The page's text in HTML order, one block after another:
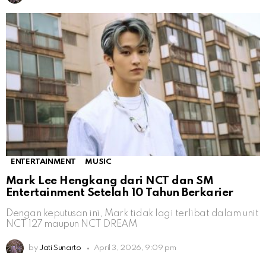
ENTERTAINMENT MUSIC
Mark Lee Hengkang dari NCT dan SM
Entertainment Setelah 10 Tahun Berkarier
Dengan keputusan ini, Mark tidak lagi terlibat dalam unit
NCT 127 maupun NCT DREAM
by Jati Sunarto April 3, 2026, 9:09 pm